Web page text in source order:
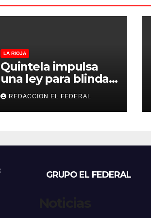
LA RIOJA
Quintela impulsa
una ley para blindar
las tierras rurales de
La Rioja: cuáles son
los principales
REDACCION EL FEDERAL
GRUPO EL FEDERAL